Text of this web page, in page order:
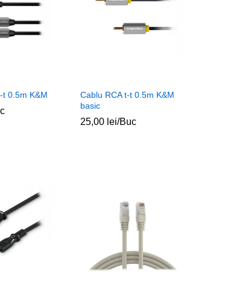
t 0.5m K&M
Cablu RCA t-t 0.5m K&M
basic
25,00 lei/Buc
25,00 lei